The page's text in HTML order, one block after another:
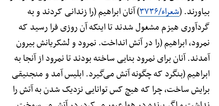
بیاورند. (شعراء/۳۷۳۶
) آنان ابراهیم (را زندانی کردند و به
گردآوری هیزم مشغول شدند تا اینکه آن روزی فرا رسید که
نمرود، ابراهیم (را در آتش انداخت. نمرود و لشکریانش بیرون
آمدند. آنان برای نمرود بنایی ساخته بودند تا نمرود از آنجا به
ابراهیم (بنگرد که چگونه آتش می‌گیرد. ابلیس آمد و منجنیقی
برایش ساخت، چرا که هیچ کس توانایی نزدیک شدن به آتش را